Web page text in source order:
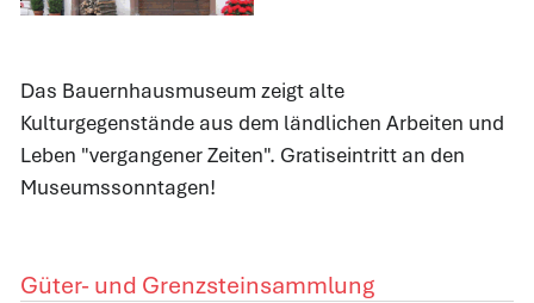
Das Bauernhausmuseum zeigt alte
Kulturgegenstände aus dem ländlichen Arbeiten und
Leben "vergangener Zeiten". Gratiseintritt an den
Museumssonntagen!
Güter- und Grenzsteinsammlung